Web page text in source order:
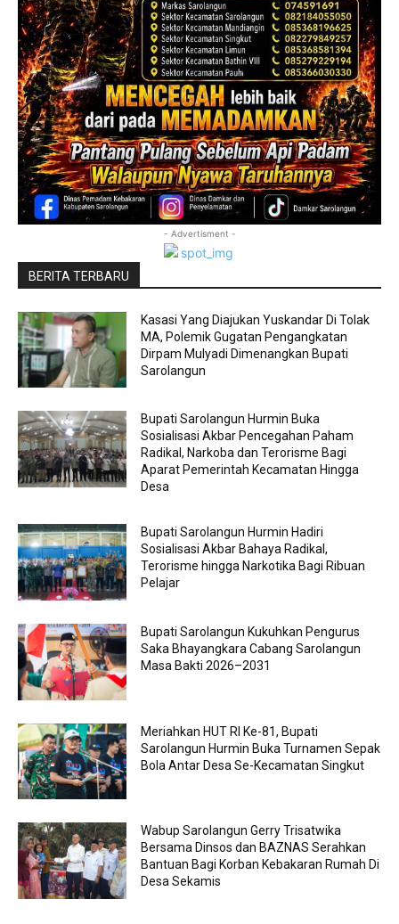
- Advertisment -
BERITA TERBARU
Kasasi Yang Diajukan Yuskandar Di Tolak
MA, Polemik Gugatan Pengangkatan
Dirpam Mulyadi Dimenangkan Bupati
Sarolangun
Bupati Sarolangun Hurmin Buka
Sosialisasi Akbar Pencegahan Paham
Radikal, Narkoba dan Terorisme Bagi
Aparat Pemerintah Kecamatan Hingga
Desa
Bupati Sarolangun Hurmin Hadiri
Sosialisasi Akbar Bahaya Radikal,
Terorisme hingga Narkotika Bagi Ribuan
Pelajar
Bupati Sarolangun Kukuhkan Pengurus
Saka Bhayangkara Cabang Sarolangun
Masa Bakti 2026–2031
Meriahkan HUT RI Ke-81, Bupati
Sarolangun Hurmin Buka Turnamen Sepak
Bola Antar Desa Se-Kecamatan Singkut
Wabup Sarolangun Gerry Trisatwika
Bersama Dinsos dan BAZNAS Serahkan
Bantuan Bagi Korban Kebakaran Rumah Di
Desa Sekamis